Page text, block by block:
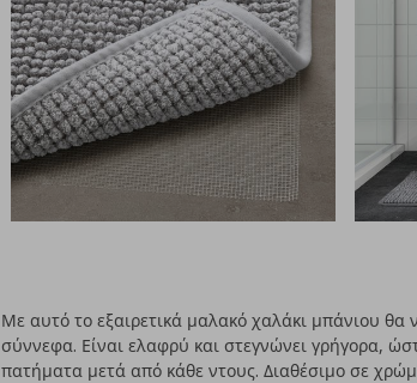
Με αυτό το εξαιρετικά μαλακό χαλάκι μπάνιου
σύννεφα. Είναι ελαφρύ και στεγνώνει γρήγορα,
πατήματα μετά από κάθε ντους. Διαθέσιμο σε